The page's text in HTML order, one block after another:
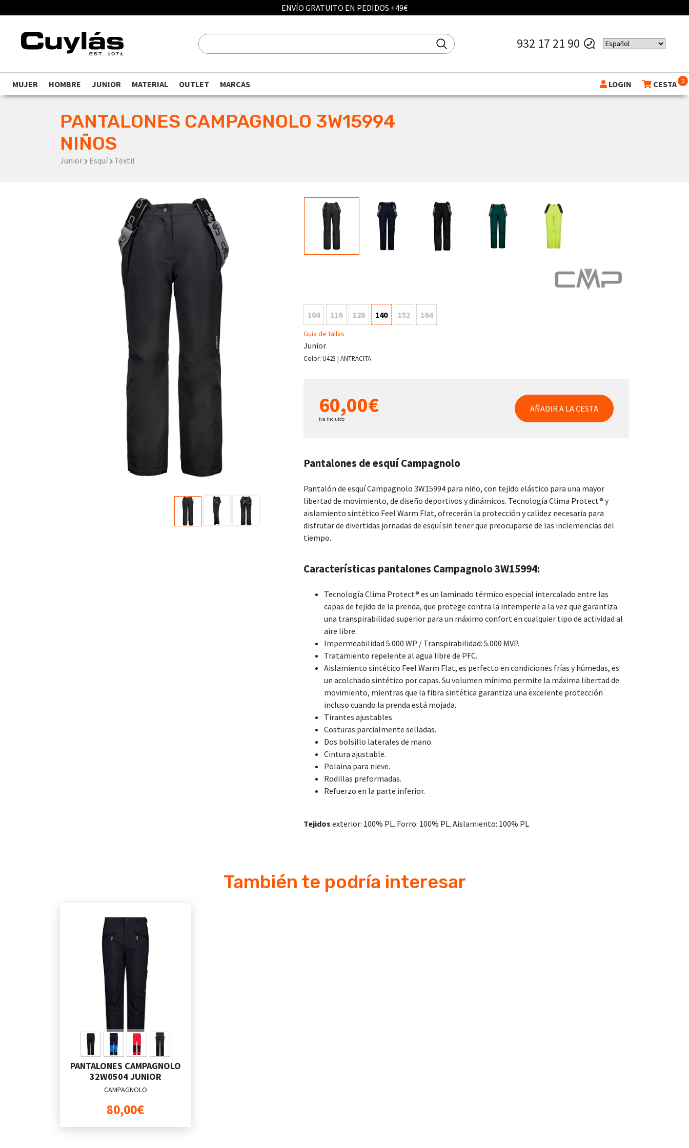
ENVÍO GRATUITO EN PEDIDOS +49€
932 17 21 90
MUJER HOMBRE JUNIOR MATERIAL OUTLET MARCAS LOGIN CESTA 0
PANTALONES CAMPAGNOLO 3W15994
NIÑOS
Junior Esquí Textil
104 116 128 140 152 164
Guia de tallas
Junior
Color: U423 | ANTRACITA
60,00€
iva incluido
AÑADIR A LA CESTA
Pantalones de esquí Campagnolo
Pantalón de esquí Campagnolo 3W15994 para niño, con tejido elástico para una mayor
libertad de movimiento, de diseño deportivos y dinámicos. Tecnología Clima Protect® y
aislamiento sintético Feel Warm Flat, ofrecerán la protección y calidez necesaria para
disfrutar de divertidas jornadas de esquí sin tener que preocuparse de las inclemencias del
tiempo.
Características pantalones Campagnolo 3W15994:
Tecnología Clima Protect® es un laminado térmico especial intercalado entre las
capas de tejido de la prenda, que protege contra la intemperie a la vez que garantiza
una transpirabilidad superior para un máximo confort en cualquier tipo de actividad al
aire libre.
Impermeabilidad 5.000 WP / Transpirabilidad: 5.000 MVP.
Tratamiento repelente al agua libre de PFC.
Aislamiento sintético Feel Warm Flat, es perfecto en condiciones frías y húmedas, es
un acolchado sintético por capas. Su volumen mínimo permite la máxima libertad de
movimiento, mientras que la fibra sintética garantiza una excelente protección
incluso cuando la prenda está mojada.
Tirantes ajustables
Costuras parcialmente selladas.
Dos bolsillo laterales de mano.
Cintura ajustable.
Polaina para nieve.
Rodillas preformadas.
Refuerzo en la parte inferior.
Tejidos exterior: 100% PL. Forro: 100% PL. Aislamiento: 100% PL
También te podría interesar
PANTALONES CAMPAGNOLO
32W0504 JUNIOR
CAMPAGNOLO
80,00€